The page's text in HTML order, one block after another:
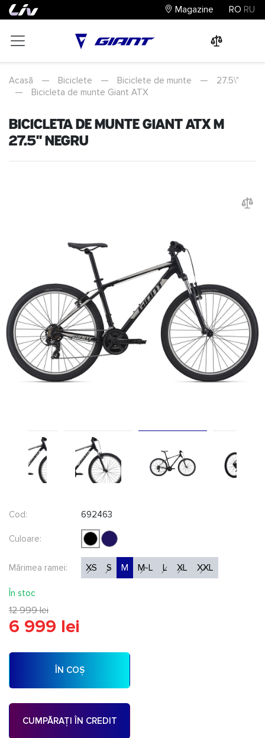
Magazine RO RU
Acasă — Biciclete — Biciclete de munte —
27.5\"
—
Bicicleta de munte Giant ATX
Bicicleta de munte Giant ATX M
27.5" Negru
Cod: 692463
Culoare:
Mărimea ramei: XS S M M-L L XL XXL
În stoc
12 999 lei
6 999 lei
ÎN COȘ
CUMPĂRAȚI ÎN CREDIT